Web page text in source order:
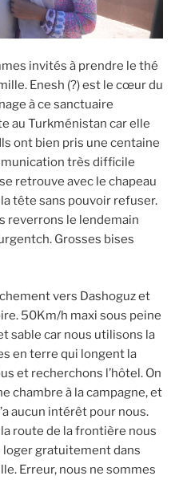
invités à prendre le thé
Enesh (?) est le cœur du
à ce sanctuaire
au Turkménistan car elle
ont bien pris une centaine
très difficile
retrouve avec le chapeau
tête sans pouvoir refuser.
reverrons le lendemain
Grosses bises
vers Dashoguz et
50Km/h maxi sous peine
sable car nous utilisons la
en terre qui longent la
et recherchons l’hôtel. On
chambre à la campagne, et
aucun intérêt pour nous.
route de la frontière nous
loger gratuitement dans
Erreur, nous ne sommes